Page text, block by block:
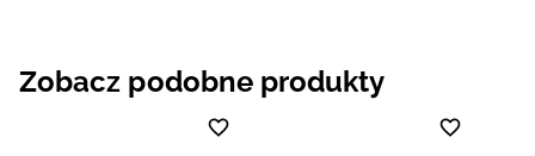
Zobacz podobne produkty